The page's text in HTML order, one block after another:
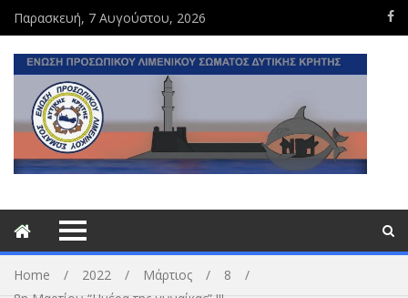
Παρασκευή, 7 Αυγούστου, 2026
Home 2022 Μάρτιος
8